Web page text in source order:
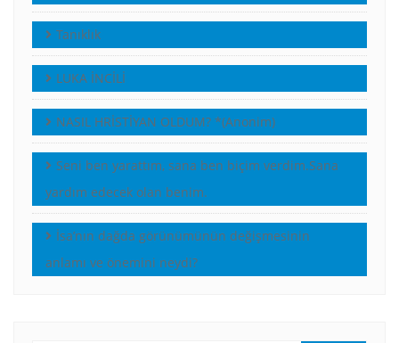
Tanıklık
LUKA İNCİLİ
NASIL HRİSTİYAN OLDUM? *(Anonim)
Seni ben yarattım, sana ben biçim verdim.Sana
yardım edecek olan benim.
İsa’nın dağda görünümünün değişmesinin
anlamı ve önemini neydi?